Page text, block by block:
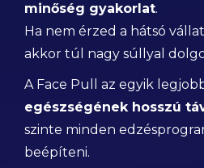
minőség gyakorlat.
Ha nem érzed a hátsó
akkor túl nagy súllyal
A Face Pull az egyik
egészségének hosszú
szinte minden
beépíteni.